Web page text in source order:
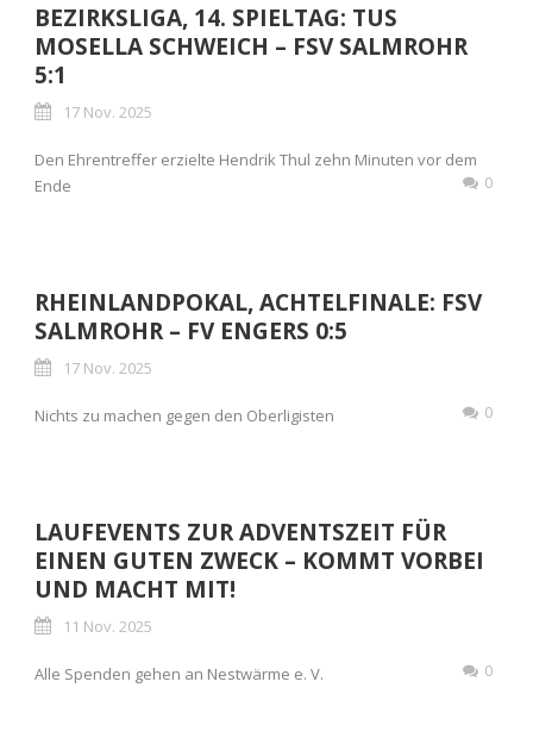
BEZIRKSLIGA, 14. SPIELTAG: TUS
MOSELLA SCHWEICH – FSV SALMROHR
5:1
17 Nov. 2025
Den Ehrentreffer erzielte Hendrik Thul zehn Minuten vor dem
Ende
0
RHEINLANDPOKAL, ACHTELFINALE: FSV
SALMROHR – FV ENGERS 0:5
17 Nov. 2025
Nichts zu machen gegen den Oberligisten 0
LAUFEVENTS ZUR ADVENTSZEIT FÜR
EINEN GUTEN ZWECK – KOMMT VORBEI
UND MACHT MIT!
11 Nov. 2025
Alle Spenden gehen an Nestwärme e. V. 0